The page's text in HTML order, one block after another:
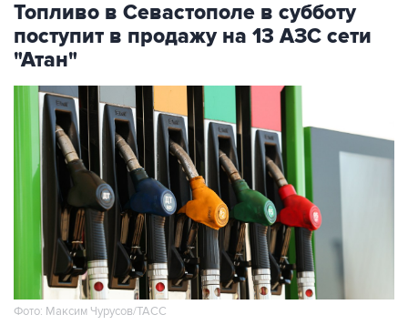
Топливо в Севастополе в субботу
поступит в продажу на 13 АЗС сети
"Атан"
Фото: Максим Чурусов/ТАСС